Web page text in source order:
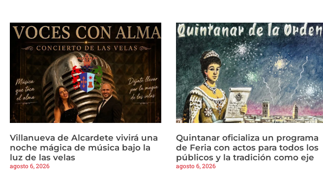
Villanueva de Alcardete vivirá una
noche mágica de música bajo la
luz de las velas
agosto 6, 2026
Quintanar oficializa un programa
de Feria con actos para todos los
públicos y la tradición como eje
agosto 6, 2026